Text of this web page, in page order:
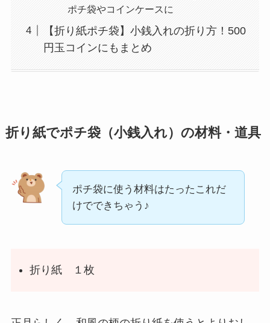
ポチ袋やコインケースに
【折り紙ポチ袋】小銭入れの折り方！500
円玉コインにもまとめ
折り紙でポチ袋（小銭入れ）の材料・道具
ポチ袋に使う材料はたったこれだ
けでできちゃう♪
折り紙 １枚